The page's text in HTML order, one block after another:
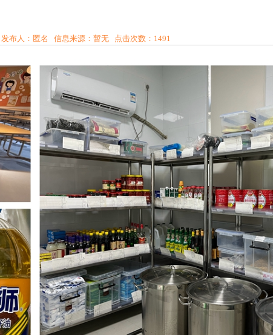
布人：匿名 信息来源：暂无 点击次数： 1491